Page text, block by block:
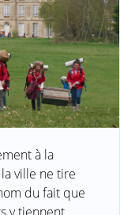
à la
ville ne tire
du fait que